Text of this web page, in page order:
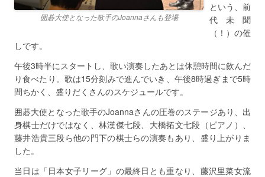
囲碁大使となった歌手のJoannaさんも登場
という、前
代未聞
（！）の催
しです。
午後3時半にスタートし、歌い演奏したあとは休憩時間に飲んだ
り食べたり。歌は15分刻みで進んでいき、午後8時過ぎまで5時
間ちかく、盛りだくさんのスケジュールです。
囲碁大使となった歌手のJoannaさんの圧巻のステージあり、出
身棋士だけではなく、林漢傑七段、大橋拓文七段（ピアノ）、
藤井浩貴三段ら他の門下の棋士らの演奏もあり、盛り上がりま
した。
当日は「日本女子リーグ」の最終日とも重なり、藤沢里菜女流